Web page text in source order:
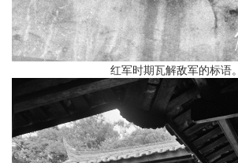
红军时期瓦解敌军的标语。